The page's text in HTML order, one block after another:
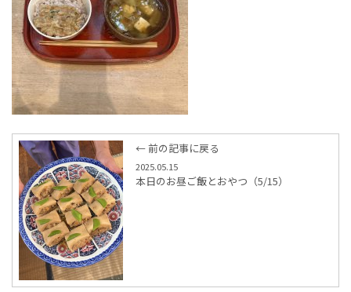
← 前の記事に戻る
2025.05.15
本日のお昼ご飯とおやつ（5/15）